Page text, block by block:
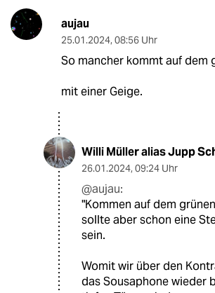
aujau
25.01.2024, 08:56 Uhr
So mancher kommt auf dem
mit einer Geige.
Willi Müller alias Jupp
26.01.2024, 09:24 Uhr
@aujau:
"Kommen auf dem
sollte aber schon eine
sein.
Womit wir über den
das Sousaphone wieder